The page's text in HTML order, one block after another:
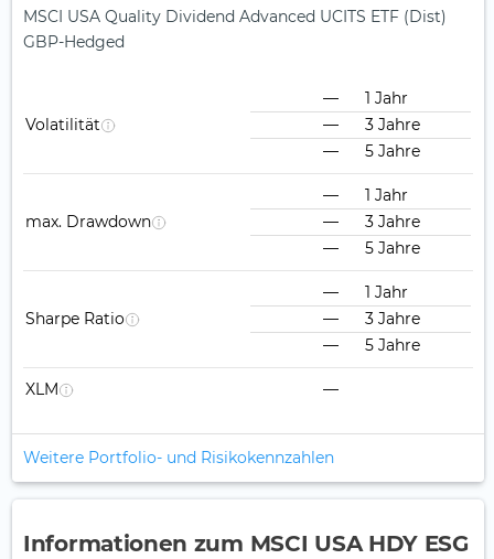
MSCI USA Quality Dividend Advanced UCITS ETF (Dist)
GBP-Hedged
Volatilität
—
1 Jahr
—
3 Jahre
—
5 Jahre
max. Drawdown
—
1 Jahr
—
3 Jahre
—
5 Jahre
Sharpe Ratio
—
1 Jahr
—
3 Jahre
—
5 Jahre
XLM —
Weitere Portfolio- und Risikokennzahlen
Informationen zum MSCI USA HDY ESG